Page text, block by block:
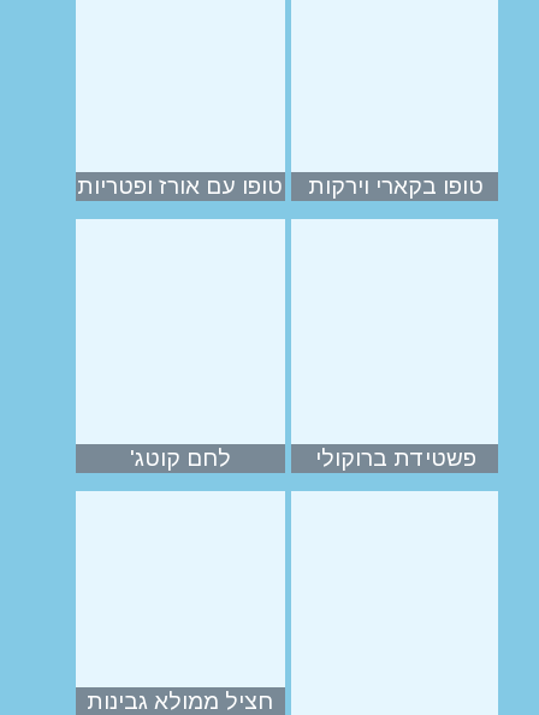
טופו בקארי וירקות טופו עם אורז ופטריות
פשטידת ברוקולי לחם קוטג'
חציל ממולא גבינות